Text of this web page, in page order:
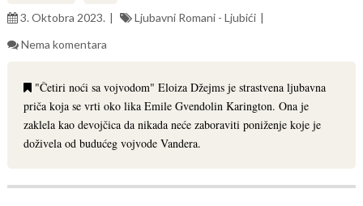
3. Oktobra 2023.
Ljubavni Romani - Ljubići
Nema komentara
"Četiri noći sa vojvodom" Eloiza Džejms je strastvena ljubavna
priča koja se vrti oko lika Emile Gvendolin Karington. Ona je
zaklela kao devojčica da nikada neće zaboraviti poniženje koje je
doživela od budućeg vojvode Vandera.